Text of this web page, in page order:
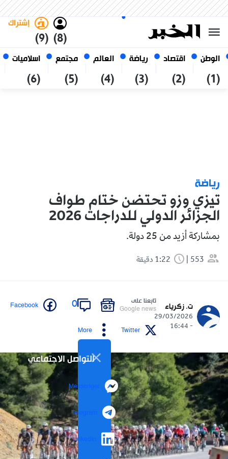
الوطن
(1)
اقتصاد
(2)
رياضة
(3)
العالم
(4)
مجتمع
(5)
اسلاميات
(6)
(8)
إشتراك
(9)
06 أغسطس 2026
الجزائر
رياضة
تيزي وزو تحتضن ختام طواف
الجزائر الدولي للدراجات 2026
بمشاركة أزيد من 25 دولة.
553
ت. زكرياء
29/03/2026
- 16:44
تابعنا على
Google news
0
Facebook
Twitter
More
التواصل الاجتماعي
Messenger
Telegram
LinkedIn